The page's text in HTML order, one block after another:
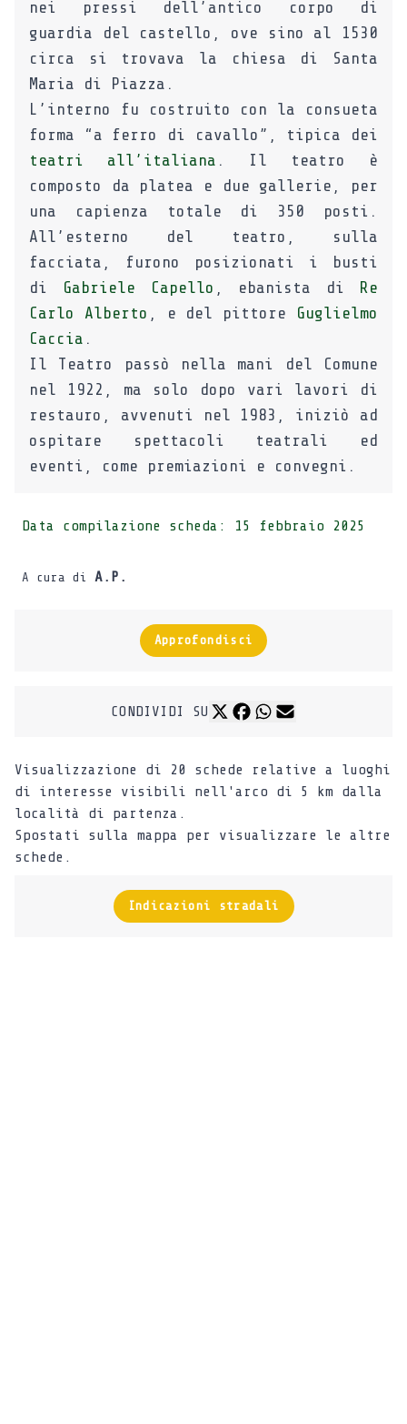
nei pressi dell’antico corpo di
guardia del castello, ove sino al 1530
circa si trovava la chiesa di Santa
Maria di Piazza.
L’interno fu costruito con la consueta
forma “a ferro di cavallo”, tipica dei
teatri all’italiana . Il teatro è
composto da platea e due gallerie, per
una capienza totale di 350 posti.
All’esterno del teatro, sulla
facciata, furono posizionati i busti
di
Gabriele Capello , ebanista di Re
Carlo Alberto , e del pittore Guglielmo
Caccia .
Il Teatro passò nella mani del Comune
nel 1922, ma solo dopo vari lavori di
restauro, avvenuti nel 1983, iniziò ad
ospitare spettacoli teatrali ed
eventi, come premiazioni e convegni.
Data compilazione scheda: 15 febbraio 2025
A cura di A.P.
Approfondisci
CONDIVIDI SU
Visualizzazione di 20 schede relative a luoghi
di interesse visibili nell'arco di 5 km dalla
località di partenza.
Spostati sulla mappa per visualizzare le altre
schede.
Indicazioni stradali